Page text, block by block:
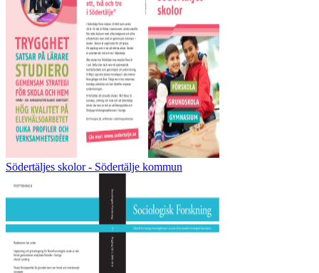
Södertäljes skolor - Södertälje kommun